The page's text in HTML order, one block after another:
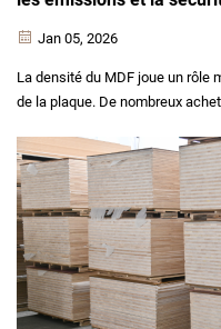
Jan 05, 2026
La densité du MDF joue un rôle
de la plaque. De nombreux
résistance, le poids, la tenue
article vise à expliquer...